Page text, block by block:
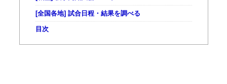
[全国各地] 試合日程・結果を調べる
目次